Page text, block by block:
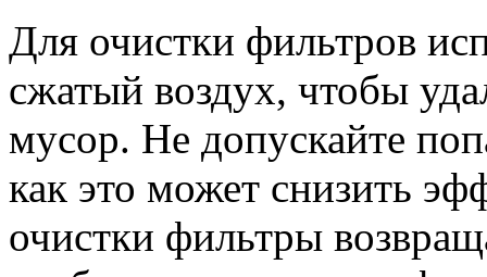
Для очистки фильтров
сжатый воздух, чтобы
мусор. Не допускайте
как это может снизить
очистки фильтры